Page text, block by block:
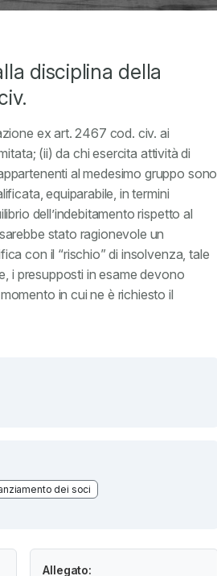
disciplina della
ex art. 2467 cod. civ. ai
(ii) da chi esercita attività di
al medesimo gruppo sono
equiparabile, in termini
dell’indebitamento rispetto al
stato ragionevole un
con il “rischio” di insolvenza, tale
i presupposti in esame devono
in cui ne è richiesto il
dei soci
Allegato: